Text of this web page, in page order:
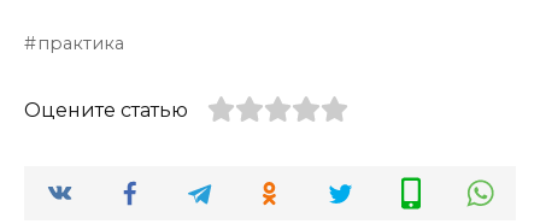
практика
Оцените статью